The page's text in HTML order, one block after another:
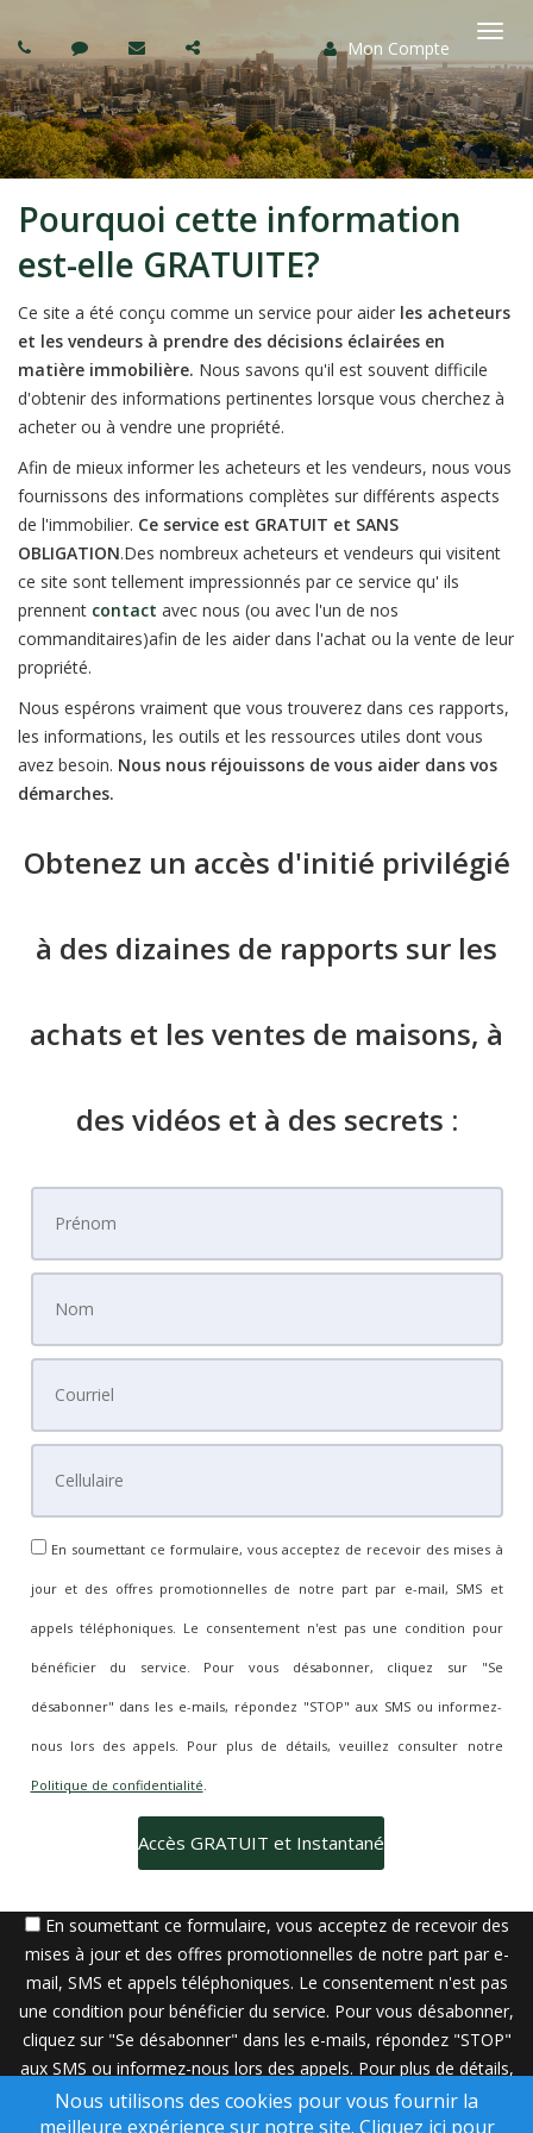
Mon Compte
la
Pourquoi cette information
est-elle GRATUITE?
Ce site a été conçu comme un service pour aider les acheteurs
et les vendeurs à prendre des décisions éclairées en
matière immobilière. Nous savons qu'il est souvent difficile
d'obtenir des informations pertinentes lorsque vous cherchez à
acheter ou à vendre une propriété.
Afin de mieux informer les acheteurs et les vendeurs, nous vous
fournissons des informations complètes sur différents aspects
de l'immobilier. Ce service est GRATUIT et SANS
OBLIGATION.Des nombreux acheteurs et vendeurs qui visitent
ce site sont tellement impressionnés par ce service qu' ils
prennent contact avec nous (ou avec l'un de nos
commanditaires)afin de les aider dans l'achat ou la vente de leur
propriété.
Nous espérons vraiment que vous trouverez dans ces rapports,
les informations, les outils et les ressources utiles dont vous
avez besoin. Nous nous réjouissons de vous aider dans vos
démarches.
Obtenez un accès d'initié privilégié
à des dizaines de rapports sur les
achats et les ventes de maisons, à
des vidéos et à des secrets :
En soumettant ce formulaire, vous acceptez de recevoir des mises à
jour et des offres promotionnelles de notre part par e-mail, SMS et
appels téléphoniques. Le consentement n'est pas une condition pour
bénéficier du service. Pour vous désabonner, cliquez sur "Se
désabonner" dans les e-mails, répondez "STOP" aux SMS ou informez-
nous lors des appels. Pour plus de détails, veuillez consulter notre
Politique de confidentialité.
En soumettant ce formulaire, vous acceptez de recevoir des
mises à jour et des offres promotionnelles de notre part par e-
mail, SMS et appels téléphoniques. Le consentement n'est pas
une condition pour bénéficier du service. Pour vous désabonner,
cliquez sur "Se désabonner" dans les e-mails, répondez "STOP"
aux SMS ou informez-nous lors des appels. Pour plus de détails,
veuillez consulter notrePolitique de confidentialité
Nous utilisons des cookies pour vous fournir la
meilleure expérience sur notre site. Cliquez ici pour